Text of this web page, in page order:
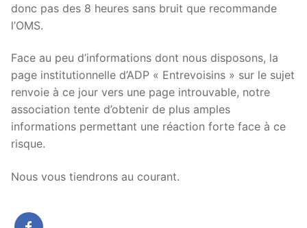
donc pas des 8 heures sans bruit que recommande
l’OMS.
Face au peu d’informations dont nous disposons, la
page institutionnelle d’ADP « Entrevoisins » sur le sujet
renvoie à ce jour vers une page introuvable, notre
association tente d’obtenir de plus amples
informations permettant une réaction forte face à ce
risque.
Nous vous tiendrons au courant.